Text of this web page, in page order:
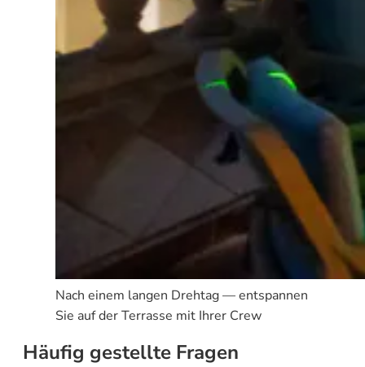
Nach einem langen Drehtag — entspannen
Sie auf der Terrasse mit Ihrer Crew
Häufig gestellte Fragen